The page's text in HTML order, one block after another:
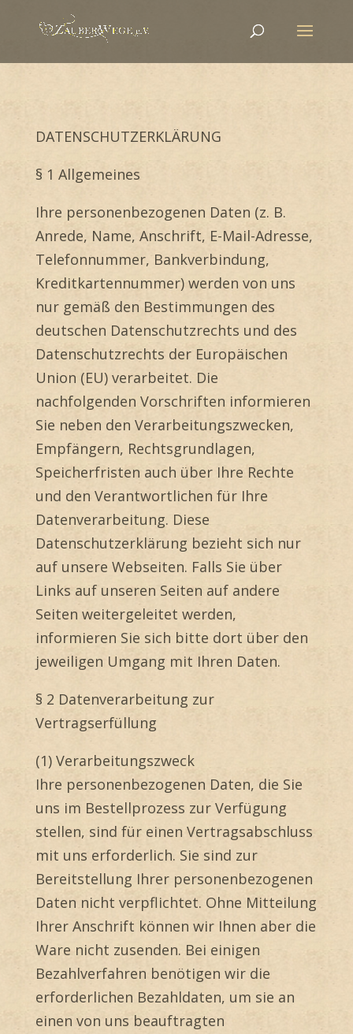
DATENSCHUTZERKLÄRUNG
§ 1 Allgemeines
Ihre personenbezogenen Daten (z. B.
Anrede, Name, Anschrift, E-Mail-Adresse,
Telefonnummer, Bankverbindung,
Kreditkartennummer) werden von uns
nur gemäß den Bestimmungen des
deutschen Datenschutzrechts und des
Datenschutzrechts der Europäischen
Union (EU) verarbeitet. Die
nachfolgenden Vorschriften informieren
Sie neben den Verarbeitungszwecken,
Empfängern, Rechtsgrundlagen,
Speicherfristen auch über Ihre Rechte
und den Verantwortlichen für Ihre
Datenverarbeitung. Diese
Datenschutzerklärung bezieht sich nur
auf unsere Webseiten. Falls Sie über
Links auf unseren Seiten auf andere
Seiten weitergeleitet werden,
informieren Sie sich bitte dort über den
jeweiligen Umgang mit Ihren Daten.
§ 2 Datenverarbeitung zur
Vertragserfüllung
(1) Verarbeitungszweck
Ihre personenbezogenen Daten, die Sie
uns im Bestellprozess zur Verfügung
stellen, sind für einen Vertragsabschluss
mit uns erforderlich. Sie sind zur
Bereitstellung Ihrer personenbezogenen
Daten nicht verpflichtet. Ohne Mitteilung
Ihrer Anschrift können wir Ihnen aber die
Ware nicht zusenden. Bei einigen
Bezahlverfahren benötigen wir die
erforderlichen Bezahldaten, um sie an
einen von uns beauftragten